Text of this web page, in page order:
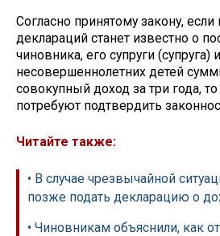
Согласно принятому закону,
деклараций станет известно о
чиновника, его супруги (супруга) и
несовершеннолетних детей
совокупный доход за три года,
потребуют подтвердить
Читайте также:
• В случае чрезвычайной
позже подать декларацию о
• Чиновникам объяснили, как